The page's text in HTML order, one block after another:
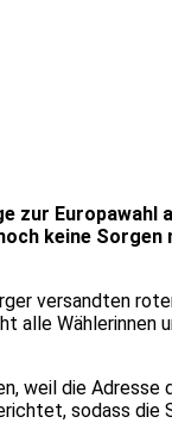
zur
keine
versandten
alle
weil die
sodass